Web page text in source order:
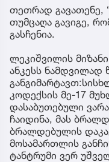
თეთრად გავათენე,
თუმცაღა გავიგე,
გასჩენია.
ლეკიშვილის
ანკესს ნამდვილად
კოდექსის მე-17
დასაბუთებული
ჩაიდინა, მას
ბრალდებულის
მოსამართლის
ტანტრუმი ვერ